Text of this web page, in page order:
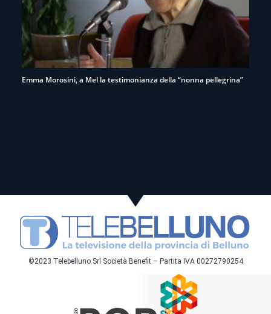
Emma Morosini, a Mel la testimonianza della “nonna pellegrina”
©2023 Telebelluno Srl Società Benefit – Partita IVA 00272790254